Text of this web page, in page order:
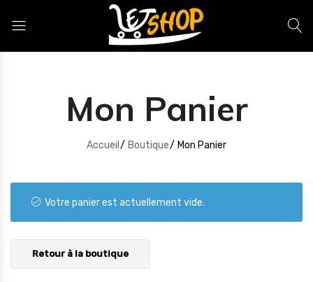
Mon Panier
Accueil Boutique Mon Panier
Votre panier est actuellement vide.
Retour à la boutique